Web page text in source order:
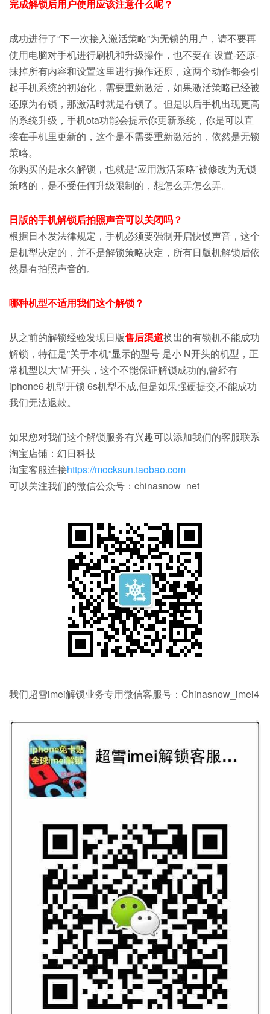
完成解锁后用户使用应该注意什么呢？
成功进行了“下一次接入激活策略”为无锁的用户，请不要再
使用电脑对手机进行刷机和升级操作，也不要在 设置-还原-
抹掉所有内容和设置这里进行操作还原，这两个动作都会引
起手机系统的初始化，需要重新激活，如果激活策略已经被
还原为有锁，那激活时就是有锁了。但是以后手机出现更高
的系统升级，手机ota功能会提示你更新系统，你是可以直
接在手机里更新的，这个是不需要重新激活的，依然是无锁
策略。
你购买的是永久解锁，也就是“应用激活策略”被修改为无锁
策略的，是不受任何升级限制的，想怎么弄怎么弄。
日版的手机解锁后拍照声音可以关闭吗？
根据日本发法律规定，手机必须要强制开启快慢声音，这个
是机型决定的，并不是解锁策略决定，所有日版机解锁后依
然是有拍照声音的。
哪种机型不适用我们这个解锁？
从之前的解锁经验发现日版售后渠道换出的有锁机不能成功
解锁，特征是”关于本机”显示的型号 是小 N开头的机型，正
常机型以大“M”开头，这个不能保证解锁成功的,曾经有
iphone6 机型开锁 6s机型不成,但是如果强硬提交,不能成功
我们无法退款。
如果您对我们这个解锁服务有兴趣可以添加我们的客服联系
淘宝店铺：幻日科技
淘宝客服连接https://mocksun.taobao.com
可以关注我们的微信公众号：chinasnow_net
我们超雪imei解锁业务专用微信客服号：Chinasnow_imei4